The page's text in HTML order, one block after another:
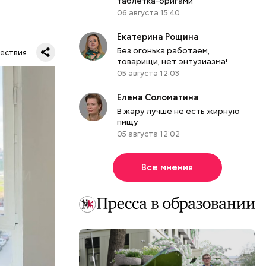
в
06 августа 15:40
Екатерина Рощина
Без огонька работаем,
товарищи, нет энтузиазма!
05 августа 12:03
Елена Соломатина
В жару лучше не есть жирную
пищу
05 августа 12:02
Все мнения